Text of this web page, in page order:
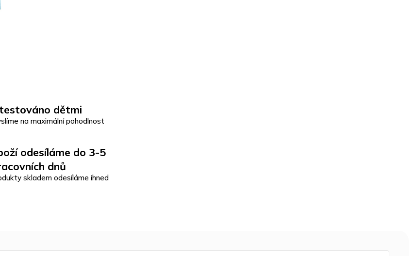
dětmi
na maximální pohodlnost
odesíláme do 3-5
dnů
skladem odesíláme ihned